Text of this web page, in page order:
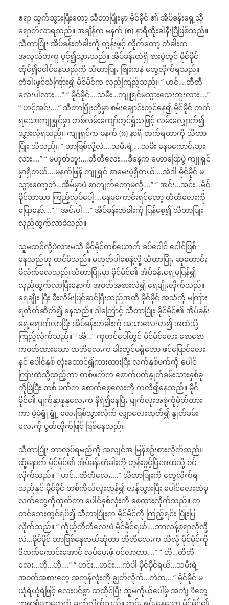
ဧရာ ထွက်သွားပြီးတော့ သီတာပြုံးမှာ မိုင်မိုင် ၏ အိပ်ခန်းရှေ့သို့
ရောက်လာရသည်။ အချိန်က မနက် (၈) နာရီထိုးခါနီးပြီဖြစ်သည်။
သီတာပြုံး အိပ်ခန်းတံခါးကို တွန်းဖွင့် လိုက်တော့ တံခါးက
အလွယ်တကူ ပွင့်၍သွားသည်။ အိပ်ခန်းထဲရှိ စားပွဲတွင် မိုင်မိုင်
ထိုင်၍ငေါင်နေသည်ကို သီတာပြုံး ဗြုံးကနဲ တွေ့လိုက်ရသည်။
တံခါးဖွင့်သံကြား၍ မိုင်မိုင်က လှည့်ကြည့်သည်။ “ ဟင်….တီတီ
လေးပါလား….” “ မိုင်မိုင်….သမီး…ကျူရှင်မသွားသေးဘူးလား….”
“ ဟင့်အင်း….” သီတာပြုံးတို့မှာ စမ်းချောင်းတွင်နေ၍ မိုင်မိုင် တက်
ရသောကျူရှင်မှာ တစ်လမ်းကျော်တွင်ရှိသဖြင့် လမ်းလျှောက်၍
သွားလို့ရသည်။ ကျူရှင်က မနက် (၈) နာရီ တက်ရတာကို သီတာ
ပြုံး သိသည်။ “ ဘာဖြစ်လို့လဲ….သမီးရဲ့….သမီး နေမကောင်းဘူး
လား….” “ မဟုတ်ဘူး….တီတီလေး….ဒီနေ့က ဟောပြောပွဲ ကျူရှင်
မှာရှိတယ်….မနက်ဖြန် ကျူရှင် စာမေးပွဲရှိတယ်….အဲဒါ မိုင်မိုင် မ
သွားတော့ဘဲ…အိမ်မှာပဲ စာကျက်တော့မလို့….” “ အင်း…အင်း…မိုင်
မိုင်ဘာသာ ကြည့်လုပ်ပေါ့….နေမကောင်းရင်တော့ တီတီလေးကို
ပြောနော်….” “ အင်းပါ….” အိပ်ခန်းတံခါးကို ပြန်စေ့၍ သီတာပြုံး
လှည့်ထွက်လာခဲ့သည်။
သူမထင်လို့ပဲလားမသိ မိုင်မိုင်တစ်ယောက် ခပ်ငေါင် ငေါင်ဖြစ်
နေသည်ဟု ထင်မိသည်။ မဟုတ်ပါစေနဲ့လို့ သီတာပြုံး ဆုတောင်း
မိလိုက်လေသည်။သီတာပြုံးမှာ မိုင်မိုင်၏ အိပ်ခန်းရှေ့မှပြန်၍
လှည့်ထွက်လာပြီးနောက် အဝတ်အစားလဲ၍ ရေချိုးလိုက်သည်။
ရေချိုး ပြီး ဖီးလိမ်းပြင်ဆင်ပြီးသည်အထိ မိုင်မိုင် အသံကို မကြား
ရတိတ်ဆိတ်၍ နေသည်။ ဒါကြောင့် သီတာပြုံး မိုင်မိုင်၏ အိပ်ခန်း
ရှေ့ရောက်လာပြီး အိပ်ခန်းတံခါးကို အသာလေးဟ၍ အထဲသို့
ကြည့်လိုက်သည်။ “ အို…” ကုတင်ပေါ်တွင် မိုင်မိုင်လေး စောစော
ကဝတ်ထားသော ထဘီလေးက ခါးတွင်မရှိတော့ ဖင်ပြောင်လေး
နှင့် ပေါင်နှစ် လုံးထောင်၍ကားထားပြီး လက်နှစ်ဖက်ကို ပေါင်
ကြားထဲသို့ထည့်ကာ တစ်ဖက်က စောက်ပတ်နွုတ်ခမ်းသားနှစ်ခု
ကိုဖြဲပြီး တစ် ဖက်က စောက်စေ့လေးကို ကလိ၍နေသည်။ မိုင်
မိုင်၏ မျက်နှာနုနုလေးက နီရဲ၍နေပြီး မျက်လုံးအစုံကိုမှိတ်ထား
ကာ မဲ့မဲ့ရွုံ့ရွုံ့ လေးဖြစ်သွားလိုက် လျှာလေးထုတ်၍ နွုတ်ခမ်း
လေးကို ပွတ်လိုက်ဖြင့် ဖြစ်နေသည်။
သီတာပြုံး ဘာလုပ်ရမည်ကို အလျင်အ မြန်စဉ်းစားလိုက်သည်။
ထို့နောက် မိုင်မိုင်၏ အိပ်ခန်းတံခါးကို တွန်းဖွင့်ပြီးအထဲသို့ ဝင်
လိုက်သည်။ “ ဟင်…တီတီလေး….” သီတာပြုံးကို တွေ့လိုက်ရ
သည်နှင့် မိုင်မိုင် တစ်ကိုယ်လုံးတုန်၍ လန့်သွားပြီး ပေါင်လေးထဲမှ
လက်တွေကိုထုတ်ကာ ပေါင်နှစ်လုံးကို စေ့ထားလိုက်သည်။ ကု
တင်ဘေးတွင်ရပ်၍ သီတာပြုံးက မိုင်မိုင်ကို ကြည့်ရင်း ပြုံးပြ
လိုက်သည်။ “ ကိုယ့်တီတီလေးပဲ မိုင်မိုင်ရယ်….ဘာလန့်စရာလိုလို့
လဲ…မိုင်မိုင် ဘာဖြစ်နေတယ်ဆိုတာ တီတီလေးက သိလို့ မိုင်မိုင်ကို
ဒီထက်ကောင်းအောင် လုပ်ပေးဖို့ ဝင်လာတာ….” “ ဟို…တီတီ
လေး…ဟို…ဟို….” “ ဟင်း…ဟင်း….ကဲပါ မိုင်မိုင်ရယ်…သမီးရဲ့
အဝတ်အစားတွေ အကုန်လုံးကို ချွတ်လိုက်…ကဲထ….” မိုင်မိုင် မ
ယုံရဲယုံရဲဖြင့် လေးပင်စွာ ထထိုင်ပြီး သူမကိုယ်ပေါ်မှ အင်္ကျ ီတွေ